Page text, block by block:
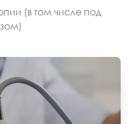
(в том числе под